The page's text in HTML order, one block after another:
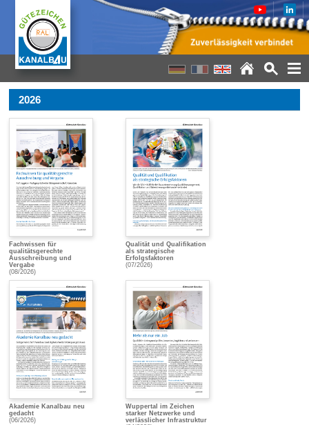
2026
Fachwissen für
qualitätsgerechte
Ausschreibung und
Vergabe
(08/2026)
Qualität und Qualifikation
als strategische
Erfolgsfaktoren
(07/2026)
Akademie Kanalbau neu
gedacht
(06/2026)
Wuppertal im Zeichen
starker Netzwerke und
verlässlicher Infrastruktur